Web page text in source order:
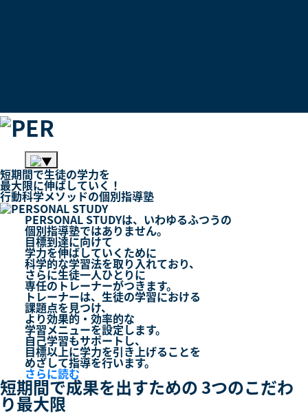
短期間で生徒の学力を
最大限に伸ばしていく！
行動科学メソッドの個別指導塾
PERSONAL STUDYは、いわゆるふつうの
個別指導塾ではありません。
目標到達に向けて
学力を伸ばしていくために
科学的な学習法を取り入れており、
さらに生徒一人ひとりに
専任のトレーナーがつきます。
トレーナーは、生徒の学習における
課題点を見つけ、
より効果的・効率的な
学習メニューを設定します。
自己学習もサポートし、
目標以上に学力を引き上げることを
めざして指導を行います。
さらに読む
短期間で成果を出すための3つのこだわ
り最大限